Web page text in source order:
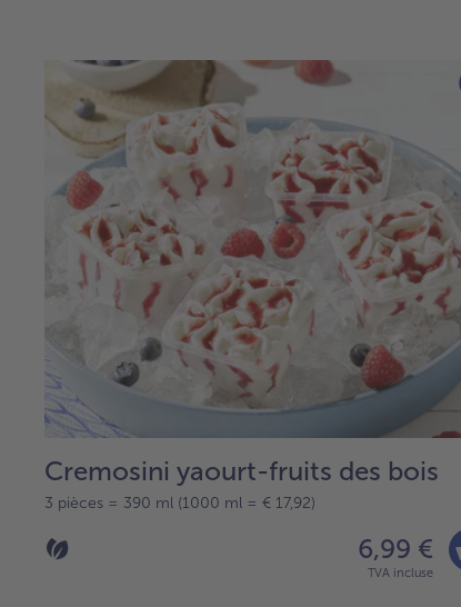
Cremosini yaourt-fruits des bois
3 pièces = 390 ml (1000 ml = € 17,92)
6,99 €
TVA incluse